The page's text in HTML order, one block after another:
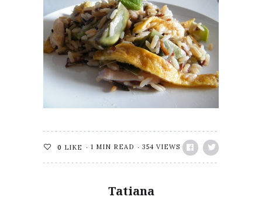
¿TE GUSTARÍA UNIRTE A NUESTRA AVENTURA GASTRON
ÚNETE A LA NEWSLETTER
RECOMENDACIONES
0 LIKE 1 MIN READ 354 VIEWS
Tatiana